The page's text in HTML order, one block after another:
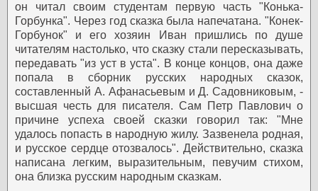
он читал своим студентам первую часть "Конька-
Горбунка". Через год сказка была напечатана. "Конек-
Горбунок" и его хозяин Иван пришлись по душе
читателям настолько, что сказку стали пересказывать,
передавать "из уст в уста". В конце концов, она даже
попала в сборник русских народных сказок,
составленный А. Афанасьевым и Д. Садовниковым, -
высшая честь для писателя. Сам Петр Павлович о
причине успеха своей сказки говорил так: "Мне
удалось попасть в народную жилу. Зазвенела родная,
и русское сердце отозвалось". Действительно, сказка
написана легким, выразительным, певучим стихом,
она близка русским народным сказкам.